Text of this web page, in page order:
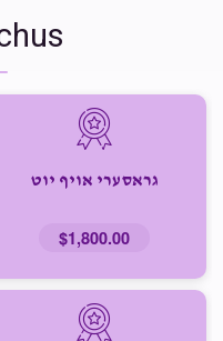
גראסערי אויף יוט
$1,800.00